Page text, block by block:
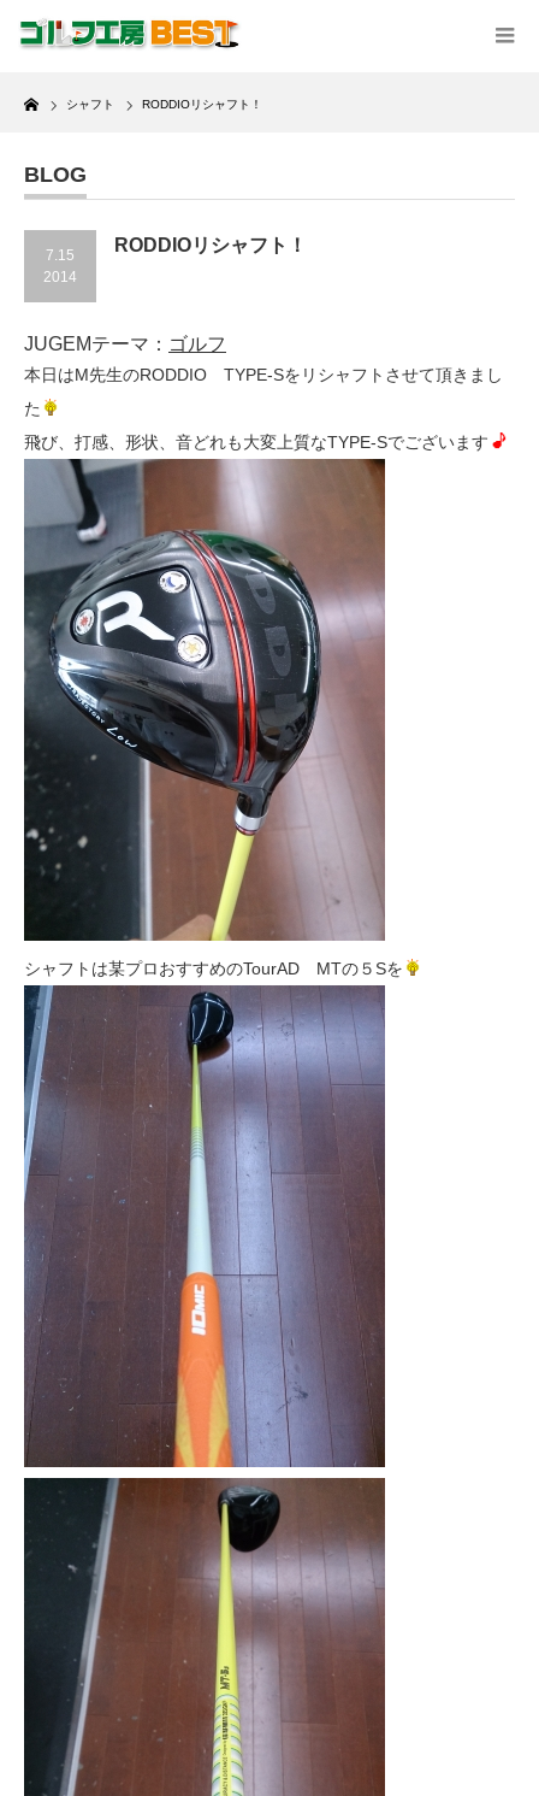
Home
シャフト RODDIOリシャフト！
BLOG
7.15
2014
RODDIOリシャフト！
JUGEMテーマ： ゴルフ
本日はM先生のRODDIO TYPE-Sをリシャフトさせて頂きまし
た
飛び、打感、形状、音どれも大変上質なTYPE-Sでございます
シャフトは某プロおすすめのTourAD MTの５Sを